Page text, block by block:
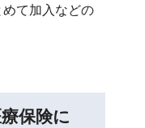
て加入などの
保険に